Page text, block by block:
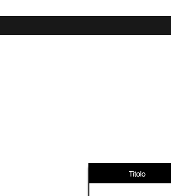
Titolo